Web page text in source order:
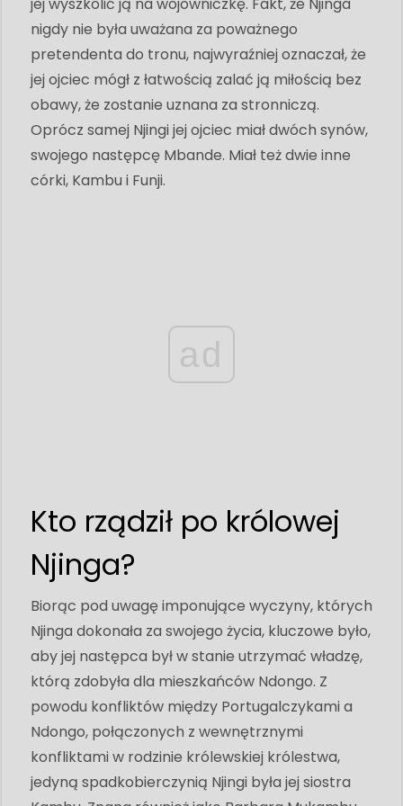
jej wyszkolić ją na wojowniczkę. Fakt, że Njinga
nigdy nie była uważana za poważnego
pretendenta do tronu, najwyraźniej oznaczał, że
jej ojciec mógł z łatwością zalać ją miłością bez
obawy, że zostanie uznana za stronniczą.
Oprócz samej Njingi jej ojciec miał dwóch synów,
swojego następcę Mbande. Miał też dwie inne
córki, Kambu i Funji.
ad
Kto rządził po królowej
Njinga?
Biorąc pod uwagę imponujące wyczyny, których
Njinga dokonała za swojego życia, kluczowe było,
aby jej następca był w stanie utrzymać władzę,
którą zdobyła dla mieszkańców Ndongo. Z
powodu konfliktów między Portugalczykami a
Ndongo, połączonych z wewnętrznymi
konfliktami w rodzinie królewskiej królestwa,
jedyną spadkobierczynią Njingi była jej siostra